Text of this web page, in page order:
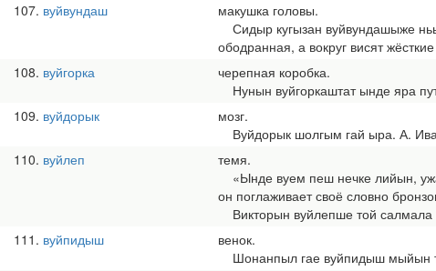
107 вуйвундаш
макушка головы.
Сидыр кугызан вуйвундашыже
ободранная, а вокруг висят
108 вуйгорка
черепная коробка.
Нунын вуйгоркаштат ынде яра
109 вуйдорык
мозг.
Вуйдорык шолгым гай ыра. А.
110 вуйлеп
темя.
«Ынде вуем пеш нечке лийын,
он поглаживает своё словно
Викторын вуйлепше той салмала
111 вуйпидыш
венок.
Шонанпыл гае вуйпидыш мыйын